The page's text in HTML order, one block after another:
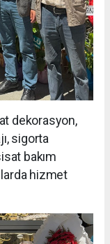
dekorasyon,
sigorta
bakım
hizmet